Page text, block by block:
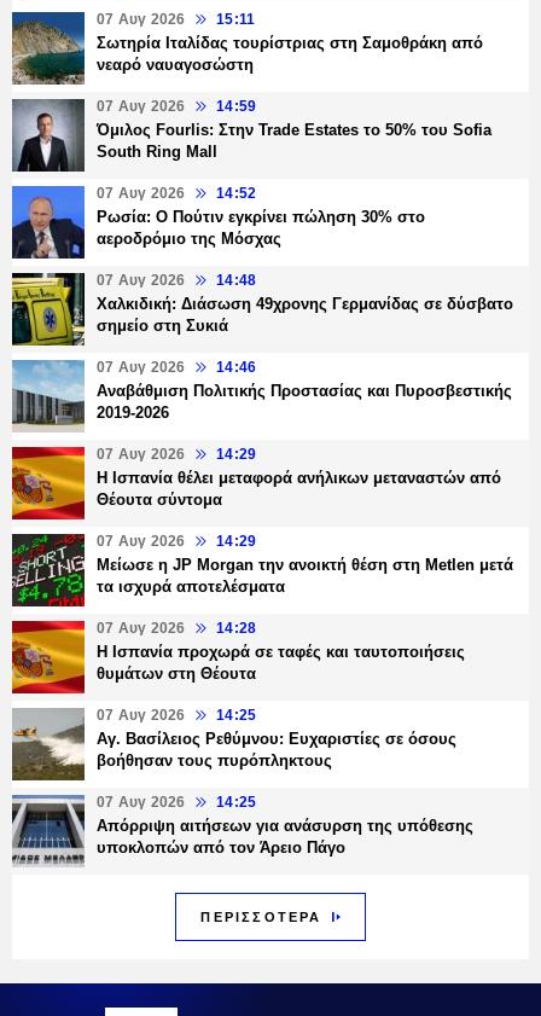
07 Αυγ 2026 15:11
Σωτηρία Ιταλίδας τουρίστριας στη Σαμοθράκη από
νεαρό ναυαγοσώστη
07 Αυγ 2026 14:59
Όμιλος Fourlis: Στην Trade Estates το 50% του Sofia
South Ring Mall
07 Αυγ 2026 14:52
Ρωσία: Ο Πούτιν εγκρίνει πώληση 30% στο
αεροδρόμιο της Μόσχας
07 Αυγ 2026 14:48
Χαλκιδική: Διάσωση 49χρονης Γερμανίδας σε δύσβατο
σημείο στη Συκιά
07 Αυγ 2026 14:46
Αναβάθμιση Πολιτικής Προστασίας και Πυροσβεστικής
2019-2026
07 Αυγ 2026 14:29
Η Ισπανία θέλει μεταφορά ανήλικων μεταναστών από
Θέουτα σύντομα
07 Αυγ 2026 14:29
Μείωσε η JP Morgan την ανοικτή θέση στη Metlen μετά
τα ισχυρά αποτελέσματα
07 Αυγ 2026 14:28
Η Ισπανία προχωρά σε ταφές και ταυτοποιήσεις
θυμάτων στη Θέουτα
07 Αυγ 2026 14:25
Αγ. Βασίλειος Ρεθύμνου: Ευχαριστίες σε όσους
βοήθησαν τους πυρόπληκτους
07 Αυγ 2026 14:25
Απόρριψη αιτήσεων για ανάσυρση της υπόθεσης
υποκλοπών από τον Άρειο Πάγο
ΠΕΡΙΣΣΟΤΕΡΑ